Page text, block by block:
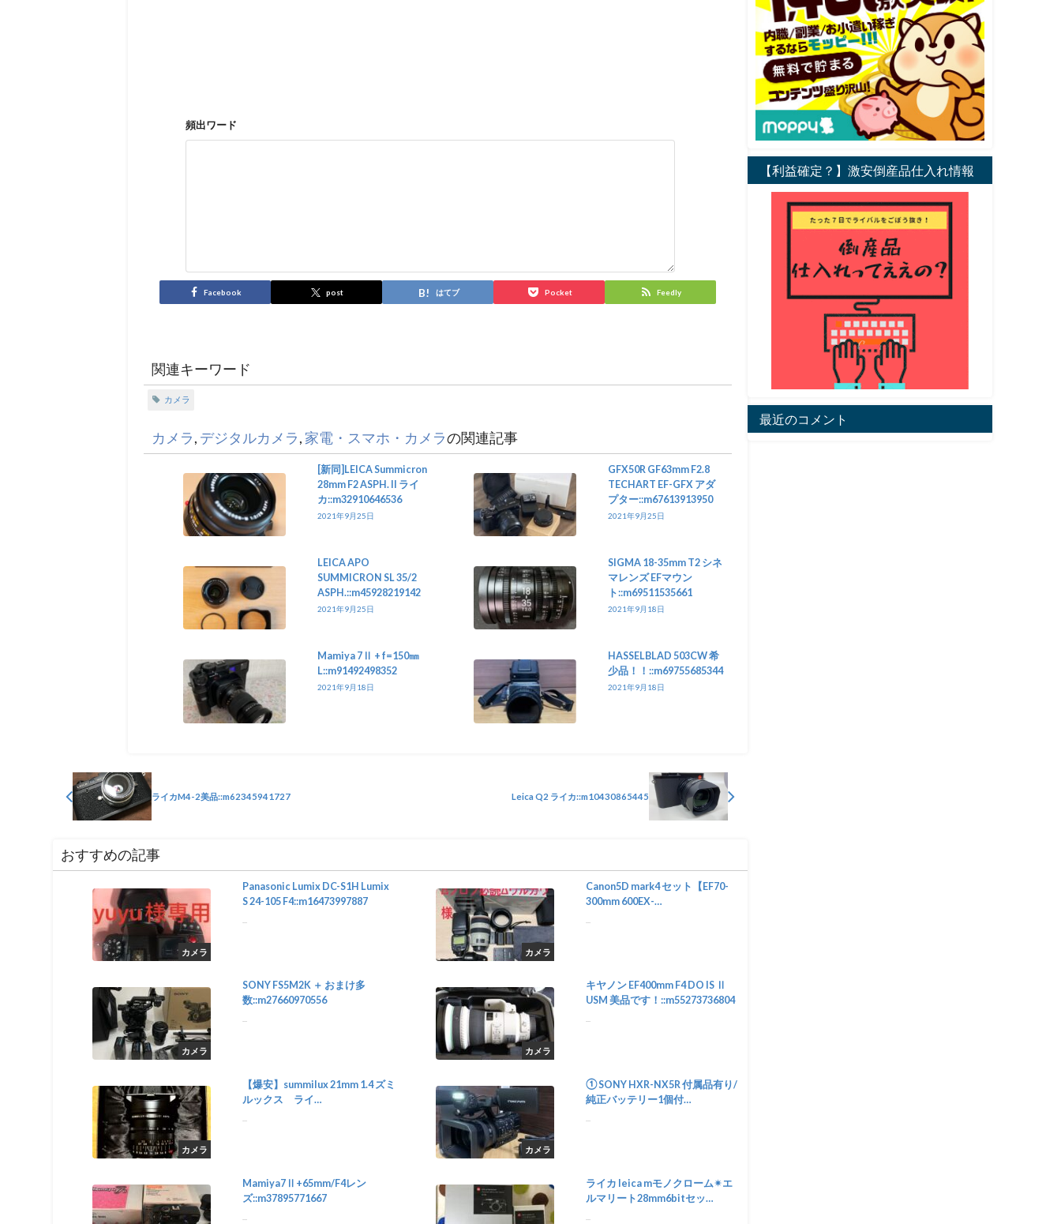
頻出ワード
Facebook post はてブ Pocket Feedly
関連キーワード
カメラ
カメラ, デジタルカメラ, 家電・スマホ・カメラの関連記事
[新同]LEICA Summicron
28mm F2 ASPH. II ライ
カ::m32910646536
2021年9月25日
GFX50R GF63mm F2.8
TECHART EF-GFX アダ
プター::m67613913950
2021年9月25日
LEICA APO
SUMMICRON SL 35/2
ASPH.::m45928219142
2021年9月25日
SIGMA 18-35mm T2 シネ
マレンズ EFマウン
ト::m69511535661
2021年9月18日
Mamiya 7Ⅱ + f=150㎜
L::m91492498352
2021年9月18日
HASSELBLAD 503CW 希
少品！！::m69755685344
2021年9月18日
ライカM4-2美品::m62345941727 Leica Q2 ライカ::m10430865445
おすすめの記事
カメラ
Panasonic Lumix DC-S1H Lumix
S 24-105 F4::m16473997887
カメラ
Canon5D mark4 セット【EF70-
300mm 600EX-
カメラ
SONY FS5M2K ＋ おまけ多
数::m27660970556
...
カメラ
キヤノン EF400mm F4 DO IS Ⅱ
USM 美品です！::m55273736804
...
カメラ
【爆安】summilux 21mm 1.4 ズミ
ルックス ライ
カメラ
① SONY HXR-NX5R 付属品有り/
純正バッテリー1個付
Mamiya7Ⅱ+65mm/F4レン
ズ::m37895771667
ライカ leica mモノクローム✴︎エ
ルマリート28mm6bitセッ
【利益確定？】激安倒産品仕入れ情報
最近のコメント